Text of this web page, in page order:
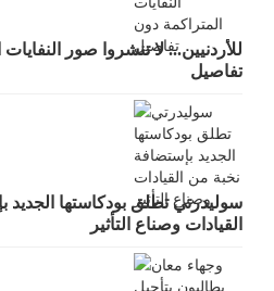
للأردنيين... لا تنشروا صور
تفاصيل
سوليدرتي تطلق بودكاستها الجديد
القيادات وصناع التأثير